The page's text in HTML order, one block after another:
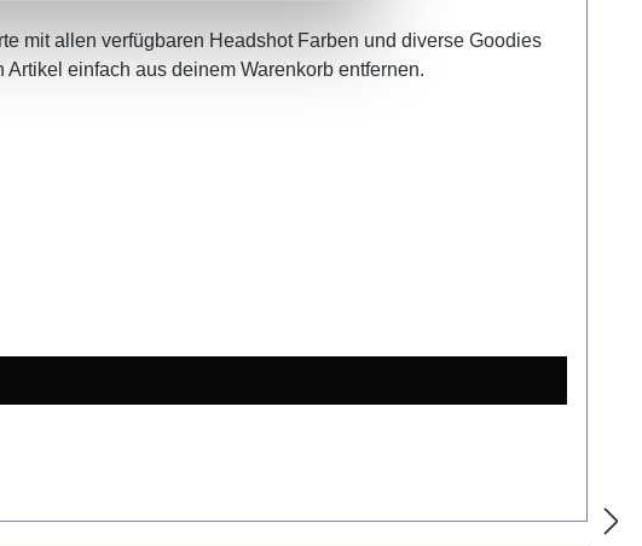
mit allen verfügbaren Headshot Farben und diverse Goodies
einfach aus deinem Warenkorb entfernen.